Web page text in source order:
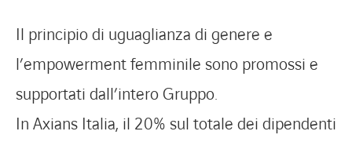
Lavora con noi
Contatti
Lavora con noi
Contatti
Il principio di uguaglianza di genere e
l’empowerment femminile sono promossi e
supportati dall’intero Gruppo.
In Axians Italia, il 20% sul totale dei dipendenti